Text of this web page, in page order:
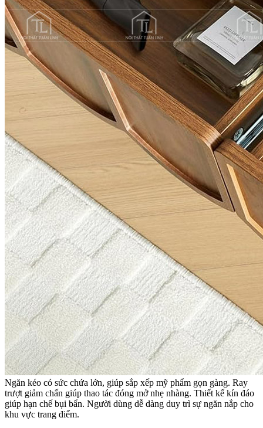
Ngăn kéo có sức chứa lớn, giúp sắp xếp mỹ phẩm gọn gàng. Ray
trượt giảm chấn giúp thao tác đóng mở nhẹ nhàng. Thiết kế kín đáo
giúp hạn chế bụi bẩn. Người dùng dễ dàng duy trì sự ngăn nắp cho
khu vực trang điểm.